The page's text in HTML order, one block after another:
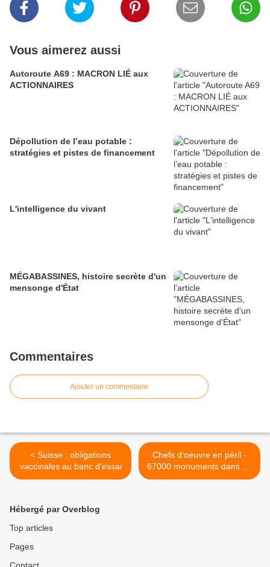
Vous aimerez aussi
Autoroute A69 : MACRON LIÉ aux
ACTIONNAIRES
Dépollution de l’eau potable :
stratégies et pistes de financement
L'intelligence du vivant
MÉGABASSINES, histoire secrète d'un
mensonge d'État
Commentaires
Ajouter un commentaire
< Suisse : obligations
vaccinales au banc d'essai
Chefs d'oeuvre en péril -
67000 monuments dans un
état critique >
Hébergé par Overblog
Top articles
Pages